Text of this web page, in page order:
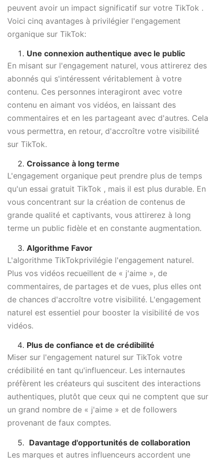
peuvent avoir un impact significatif sur votre TikTok .
Voici cinq avantages à privilégier l'engagement
organique sur TikTok:
Une connexion authentique avec le public
En misant sur l'engagement naturel, vous attirerez des
abonnés qui s'intéressent véritablement à votre
contenu. Ces personnes interagiront avec votre
contenu en aimant vos vidéos, en laissant des
commentaires et en les partageant avec d'autres. Cela
vous permettra, en retour, d'accroître votre visibilité
sur TikTok.
Croissance à long terme
L'engagement organique peut prendre plus de temps
qu'un essai gratuit TikTok , mais il est plus durable. En
vous concentrant sur la création de contenus de
grande qualité et captivants, vous attirerez à long
terme un public fidèle et en constante augmentation.
Algorithme Favor
L'algorithme TikTokprivilégie l'engagement naturel.
Plus vos vidéos recueillent de « j'aime », de
commentaires, de partages et de vues, plus elles ont
de chances d'accroître votre visibilité. L'engagement
naturel est essentiel pour booster la visibilité de vos
vidéos.
Plus de confiance et de crédibilité
Miser sur l'engagement naturel sur TikTok votre
crédibilité en tant qu'influenceur. Les internautes
préfèrent les créateurs qui suscitent des interactions
authentiques, plutôt que ceux qui ne comptent que sur
un grand nombre de « j'aime » et de followers
provenant de faux comptes.
Davantage d'opportunités de collaboration
Les marques et autres influenceurs accordent une